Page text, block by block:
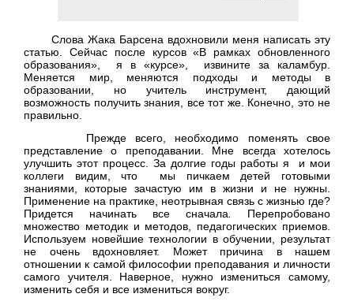
Слова Жака Барсена вдохновили меня написать эту
статью. Сейчас после курсов «В рамках обновленного
образования», я в «курсе», извините за каламбур.
Меняется мир, меняются подходы и методы в
образовании, но учитель инструмент, дающий
возможность получить знания, все тот же. Конечно, это не
правильно.
Прежде всего, необходимо поменять свое
представление о преподавании. Мне всегда хотелось
улучшить этот процесс. За долгие годы работы я и мои
коллеги видим, что мы пичкаем детей готовыми
знаниями, которые зачастую им в жизни и не нужны.
Применение на практике, неотрывная связь с жизнью где?
Придется начинать все сначала
Перепробовано
множество методик и методов, педагогических приемов.
Используем новейшие технологии в обучении, результат
не очень вдохновляет. Может причина в нашем
отношении к самой философии преподавания и личности
самого учителя. Наверное, нужно измениться самому,
изменить себя и все измениться вокруг.